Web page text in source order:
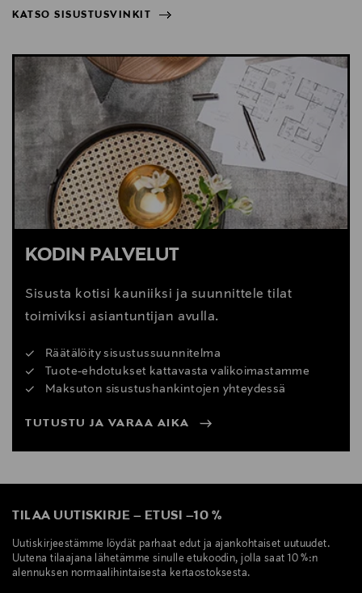
KATSO SISUSTUSVINKIT
KATSO SISUSTUSVINKIT
KODIN PALVELUT
Sisusta kotisi kauniiksi ja suunnittele tilat
toimiviksi asiantuntijan avulla.
Räätälöity sisustussuunnitelma
Tuote-ehdotukset kattavasta valikoimastamme
Maksuton sisustushankintojen yhteydessä
TUTUSTU JA VARAA AIKA
TILAA UUTISKIRJE – ETUSI –10 %
Uutiskirjeestämme löydät parhaat edut ja ajankohtaiset uutuudet.
Uutena tilaajana lähetämme sinulle etukoodin, jolla saat 10 %:n
alennuksen normaalihintaisesta kertaostoksesta.